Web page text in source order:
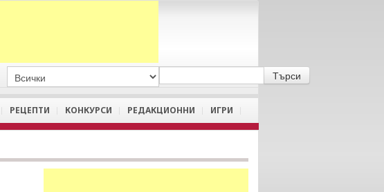
РЕЦЕПТИ КОНКУРСИ РЕДАКЦИОННИ ИГРИ